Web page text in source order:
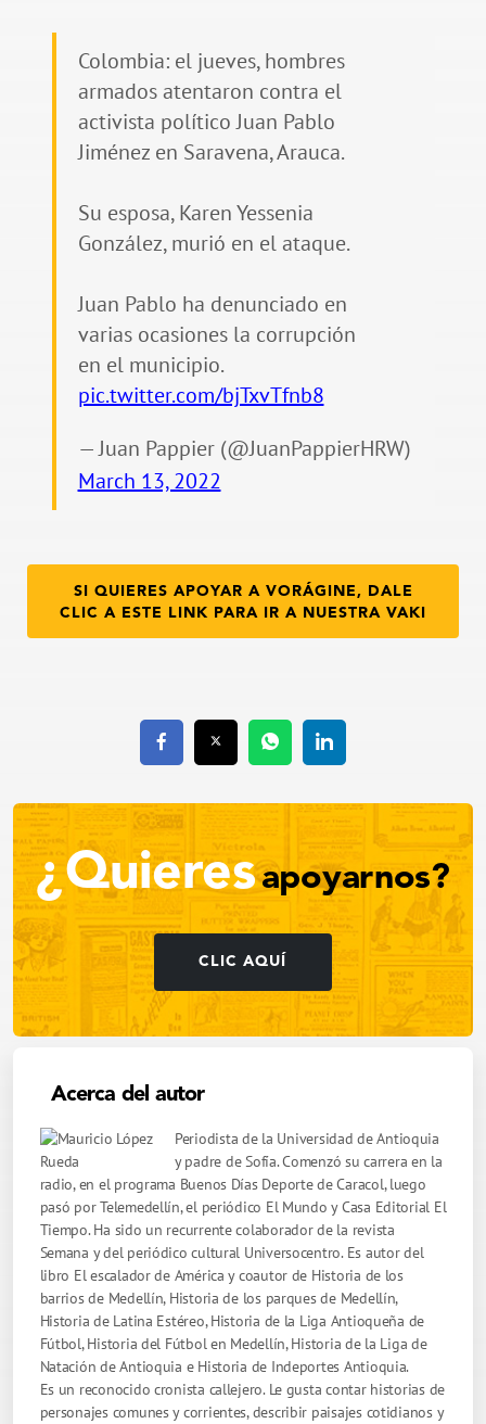
Colombia: el jueves, hombres
armados atentaron contra el
activista político Juan Pablo
Jiménez en Saravena, Arauca.
Su esposa, Karen Yessenia
González, murió en el ataque.
Juan Pablo ha denunciado en
varias ocasiones la corrupción
en el municipio.
pic.twitter.com/bjTxvTfnb8
— Juan Pappier (@JuanPappierHRW)
March 13, 2022
SI QUIERES APOYAR A VORÁGINE, DALE
CLIC A ESTE LINK PARA IR A NUESTRA VAKI
¿Quieresapoyarnos?
CLIC AQUÍ
Acerca del autor
Periodista de la Universidad de Antioquia
y padre de Sofía. Comenzó su carrera en la
radio, en el programa Buenos Días Deporte de Caracol, luego
pasó por Telemedellín, el periódico El Mundo y Casa Editorial El
Tiempo. Ha sido un recurrente colaborador de la revista
Semana y del periódico cultural Universocentro. Es autor del
libro El escalador de América y coautor de Historia de los
barrios de Medellín, Historia de los parques de Medellín,
Historia de Latina Estéreo, Historia de la Liga Antioqueña de
Fútbol, Historia del Fútbol en Medellín, Historia de la Liga de
Natación de Antioquia e Historia de Indeportes Antioquia.
Es un reconocido cronista callejero. Le gusta contar historias de
personajes comunes y corrientes, describir paisajes cotidianos y